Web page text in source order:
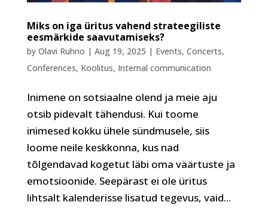
Miks on iga üritus vahend strateegiliste
eesmärkide saavutamiseks?
by Olavi Ruhno | Aug 19, 2025 | Events, Concerts,
Conferences, Koolitus, Internal communication
Inimene on sotsiaalne olend ja meie aju
otsib pidevalt tähendusi. Kui toome
inimesed kokku ühele sündmusele, siis
loome neile keskkonna, kus nad
tõlgendavad kogetut läbi oma väärtuste ja
emotsioonide. Seepärast ei ole üritus
lihtsalt kalenderisse lisatud tegevus, vaid...